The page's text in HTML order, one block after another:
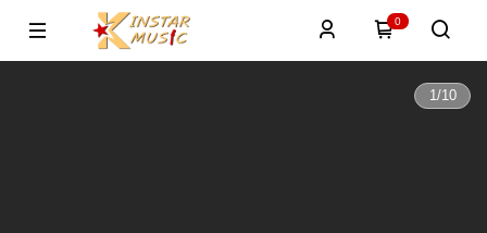
0
1/10